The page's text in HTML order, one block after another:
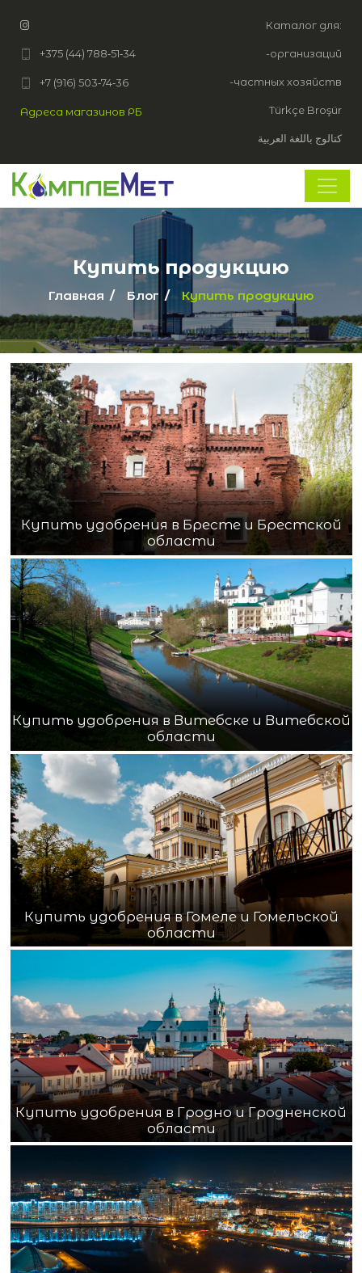
+375 (44) 788‑51‑34
+7 (916) 503‑74‑36
Адреса магазинов РБ
Каталог для:
-организаций
-частных хозяйств
Türkçe Broşür
كتالوج باللغة العربية
Купить продукцию
Главная Блог Купить продукцию
Купить удобрения в Бресте и Брестской
области
Купить удобрения в Витебске и Витебской
области
Купить удобрения в Гомеле и Гомельской
области
Купить удобрения в Гродно и Гродненской
области